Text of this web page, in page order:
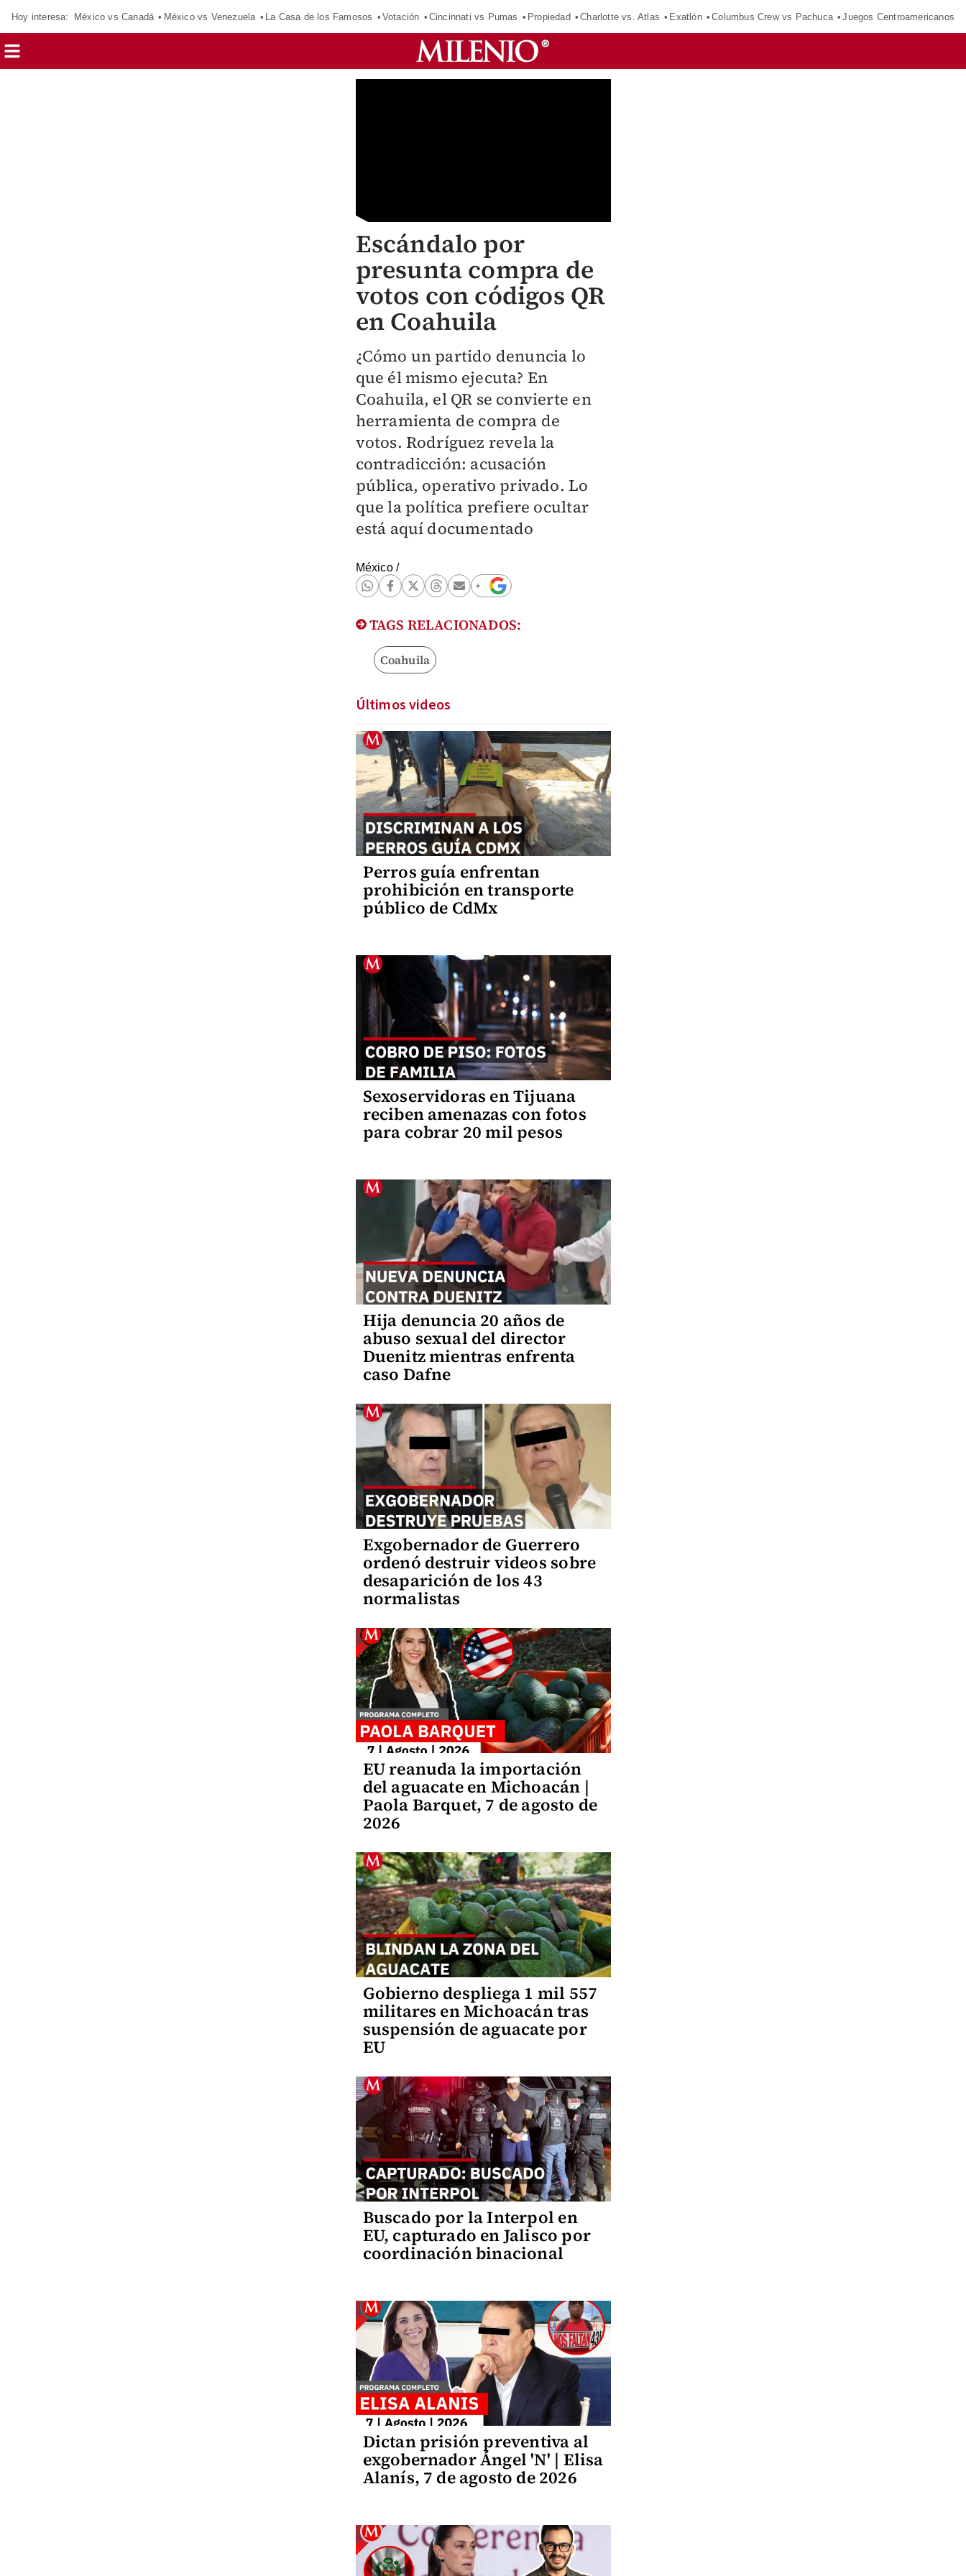
Hoy interesa: México vs Canadá México vs Venezuela La Casa de los Famosos Votación Cincinnati vs Pumas Propiedad Charlotte vs. Atlas Exatlón Columbus Crew vs Pachuca Juegos Centroamericanos
Escándalo por
presunta compra de
votos con códigos QR
en Coahuila
¿Cómo un partido denuncia lo
que él mismo ejecuta? En
Coahuila, el QR se convierte en
herramienta de compra de
votos. Rodríguez revela la
contradicción: acusación
pública, operativo privado. Lo
que la política prefiere ocultar
está aquí documentado
México/
TAGS RELACIONADOS:
Coahuila
Últimos videos
Perros guía enfrentan
prohibición en transporte
público de CdMx
Sexoservidoras en Tijuana
reciben amenazas con fotos
para cobrar 20 mil pesos
Hija denuncia 20 años de
abuso sexual del director
Duenitz mientras enfrenta
caso Dafne
Exgobernador de Guerrero
ordenó destruir videos sobre
desaparición de los 43
normalistas
EU reanuda la importación
del aguacate en Michoacán |
Paola Barquet, 7 de agosto de
2026
Gobierno despliega 1 mil 557
militares en Michoacán tras
suspensión de aguacate por
EU
Buscado por la Interpol en
EU, capturado en Jalisco por
coordinación binacional
Dictan prisión preventiva al
exgobernador Ángel 'N' | Elisa
Alanís, 7 de agosto de 2026